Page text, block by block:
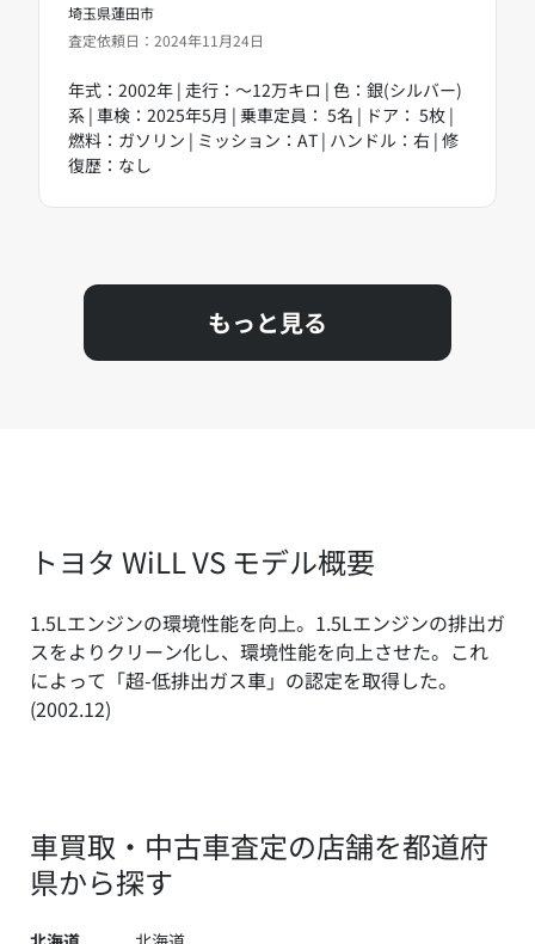
埼玉県蓮田市
査定依頼日：2024年11月24日
年式：2002年 | 走行：～12万キロ | 色：銀(シルバー)
系 | 車検：2025年5月 | 乗車定員： 5名 | ドア： 5枚 |
燃料：ガソリン | ミッション：AT | ハンドル：右 | 修
復歴：なし
もっと見る
トヨタ WiLL VS モデル概要
1.5Lエンジンの環境性能を向上。1.5Lエンジンの排出ガ
スをよりクリーン化し、環境性能を向上させた。これ
によって「超-低排出ガス車」の認定を取得した。
(2002.12)
車買取・中古車査定の店舗を都道府
県から探す